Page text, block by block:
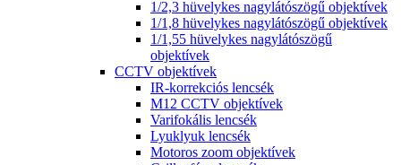
1/2,3 hüvelykes nagylátószögű objektívek
1/1,8 hüvelykes nagylátószögű objektívek
1/1,55 hüvelykes nagylátószögű
objektívek
CCTV objektívek
IR-korrekciós lencsék
M12 CCTV objektívek
Varifokális lencsék
Lyuklyuk lencsék
Motoros zoom objektívek